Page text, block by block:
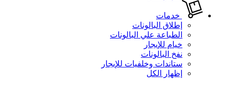
خدمات
إطلاق البالونات
الطباعة علي البالونات
خيام للإيجار
نفخ البالونات
ستاندات وخلفيات للإيجار
إظهار الكل